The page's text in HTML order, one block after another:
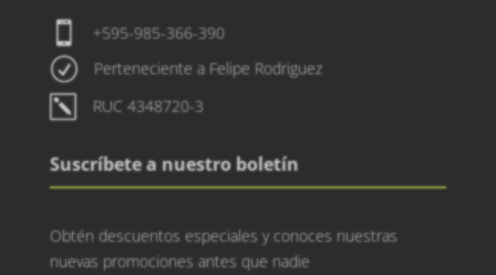
 +595-985-366-390
R Perteneciente a Felipe Rodriguez
k RUC 4348720-3
Suscríbete a nuestro boletín
Obtén descuentos especiales y conoces nuestras
nuevas promociones antes que nadie